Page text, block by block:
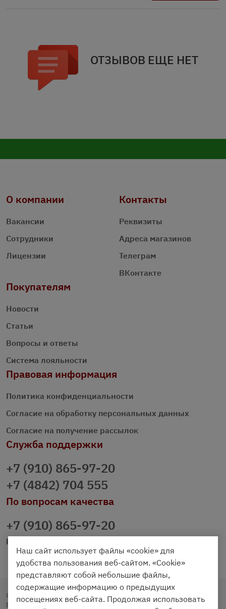
ОТЗЫВОВ ЕЩЕ НЕТ
О компании
Вакансии
Сотрудники
Лицензии
Контакты
Реквизиты
Адреса магазинов
Телеграм
ВКонтакте
Покупателям
Новости
Статьи
Вопросы и ответы
Система лояльности
Правовая информация
Политика конфиденциальности
Согласие на обработку персональных данных
Согласие на получение рассылок
Служба поддержки
+7 (910) 865-97-20
+7 (4842) 704 555
По вопросам качества
+7 (910) 865-97-20
prazdnichniy40@palmi.ru
Copyright © 2020 - 2026. Праздничный Стол.
Разработка и продвижение - Vegas Studio
Наш сайт использует файлы «cookie» для
удобства пользования веб-сайтом. «Cookie»
представляют собой небольшие файлы,
содержащие информацию о предыдущих
посещениях веб-сайта. Продолжая использовать